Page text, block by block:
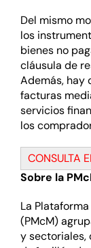
Del mismo
los
bienes no
cláusula de
Además, hay
facturas
servicios
los
CONSULTA
Sobre la
La
(PMcM)
y sectoriales,